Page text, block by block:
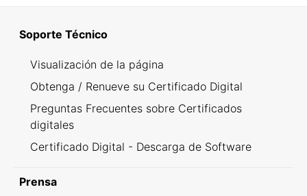
Soporte Técnico
Visualización de la página
Obtenga / Renueve su Certificado Digital
Preguntas Frecuentes sobre Certificados
digitales
Certificado Digital - Descarga de Software
Prensa